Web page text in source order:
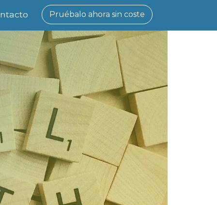
Pruébalo ahora sin coste